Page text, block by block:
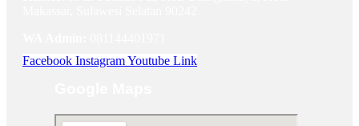
Facebook InstagramYoutube Link